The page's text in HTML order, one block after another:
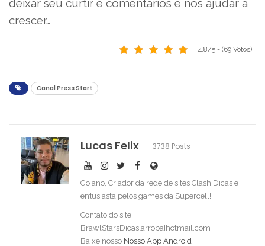
deixar seu curtir e comentários e nos ajudar a
crescer…
4.8/5 - (69 Votos)
Canal Press Start
Lucas Felix 3738 Posts
Goiano, Criador da rede de sites Clash Dicas e
entusiasta pelos games da Supercell!
Contato do site:
BrawlStarsDicas[arroba]hotmail.com
Baixe nosso Nosso App Android